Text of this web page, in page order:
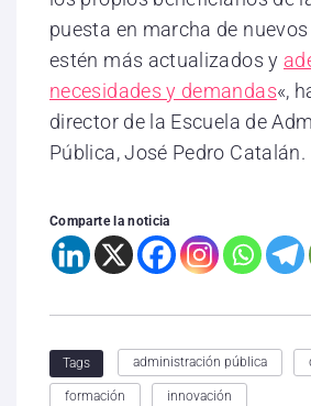
puesta en marcha de
estén más actualizados y
necesidades y demandas«,
director de la Escuela de
Pública, José Pedro Catalán.
Comparte la noticia
Tags administración pública
formación innovación